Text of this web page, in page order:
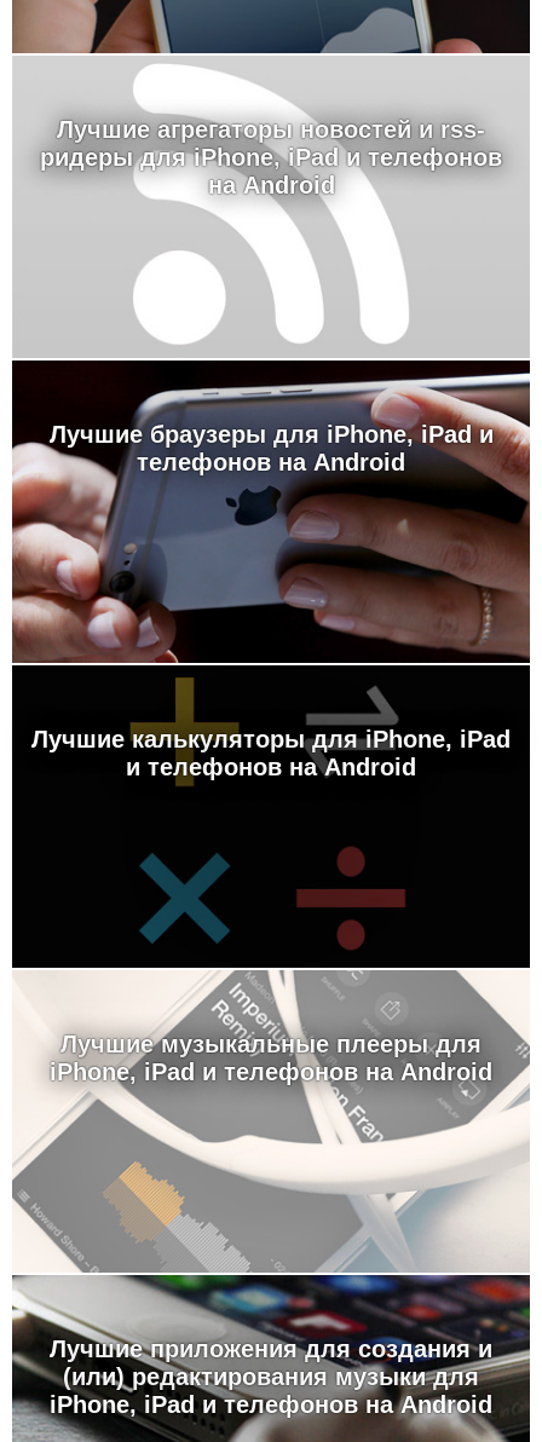
Лучшие агрегаторы новостей и rss-
ридеры для iPhone, iPad и телефонов
на Android
Лучшие браузеры для iPhone, iPad и
телефонов на Android
Лучшие калькуляторы для iPhone, iPad
и телефонов на Android
Лучшие музыкальные плееры для
iPhone, iPad и телефонов на Android
Лучшие приложения для создания и
(или) редактирования музыки для
iPhone, iPad и телефонов на Android